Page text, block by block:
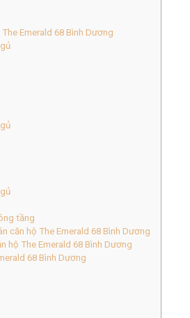
Emerald 68 Bình Dương
tầng
căn hộ The Emerald 68 Bình Dương
hộ The Emerald 68 Bình Dương
68 Bình Dương